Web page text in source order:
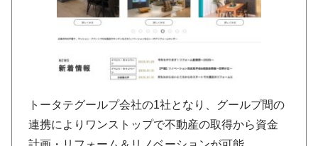
トータテグールプ会社の1社となり、グールプ間の
連携によりワンストップで不動産の取得から資金